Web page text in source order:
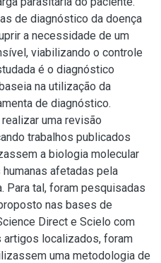
de diagnóstico da doença
a necessidade de um
viabilizando o controle
é o diagnóstico
na utilização da
de diagnóstico.
uma revisão
trabalhos publicados
a biologia molecular
afetadas pela
tal, foram pesquisadas
nas bases de
Direct e Scielo com
artigos localizados, foram
uma metodologia de